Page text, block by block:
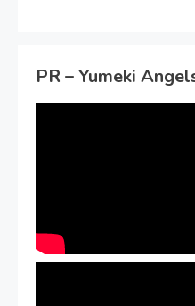
PR – Yumeki